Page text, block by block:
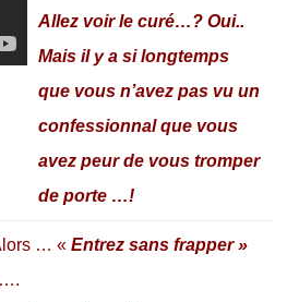
Allez voir le curé…? Oui..
Mais il y a si longtemps
que vous n’avez pas vu un
confessionnal que vous
avez peur de vous tromper
de porte …!
… « Entrez sans frapper »
….